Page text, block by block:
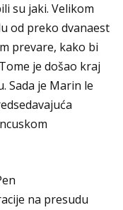
su jaki. Velikom
od preko dvanaest
prevare, kako bi
je došao kraj
Sada je Marin le
na presudu